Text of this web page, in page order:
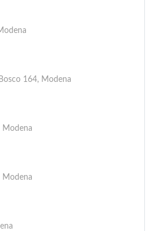
164, Modena
Modena
Modena